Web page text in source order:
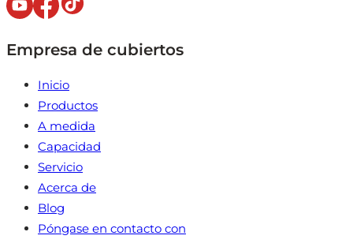
Empresa de cubiertos
Inicio
Productos
A medida
Capacidad
Servicio
Acerca de
Blog
Póngase en contacto con